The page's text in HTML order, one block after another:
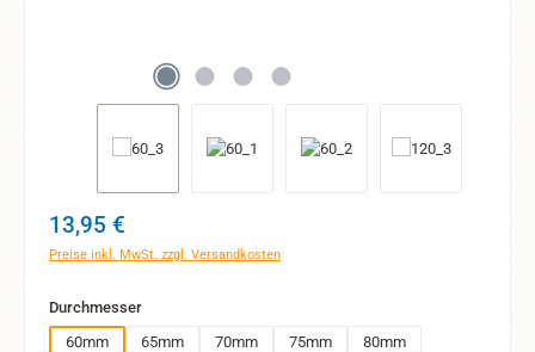
Regulärer Preis:
13,95 €
Preise inkl. MwSt. zzgl. Versandkosten
Durchmesserauswählen
60mm
65mm 70mm 75mm
80mm